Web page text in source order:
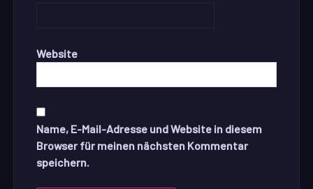
Website
Name, E-Mail-Adresse und Website in diesem
Browser für meinen nächsten Kommentar
speichern.